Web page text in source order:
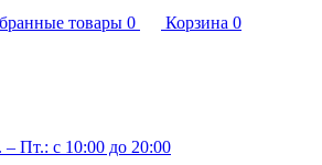
товары 0 Корзина 0
Пт.: с 10:00 до 20:00